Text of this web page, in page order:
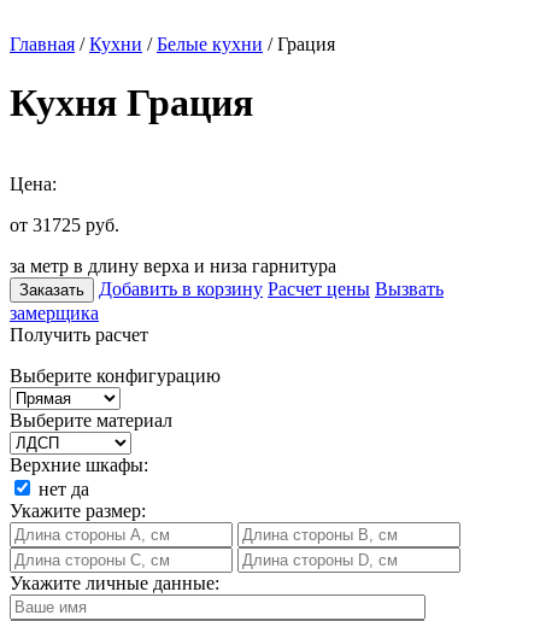
Главная /Кухни /Белые кухни / Грация
Кухня Грация
Цена:
от 31725 руб.
за метр в длину верха и низа гарнитура
Заказать Добавить в корзину Расчет цены Вызвать
замерщика
Получить расчет
Выберите конфигурацию
Выберите материал
Верхние шкафы:
нет да
Укажите размер:
Укажите личные данные: